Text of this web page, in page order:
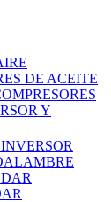
DE ACEITE
Y